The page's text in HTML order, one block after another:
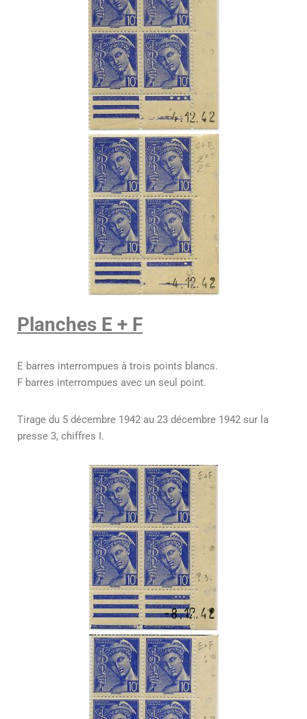
Planches E + F
E barres interrompues à trois points blancs.
F barres interrompues avec un seul point.
Tirage du 5 décembre 1942 au 23 décembre 1942 sur la
presse 3, chiffres I.